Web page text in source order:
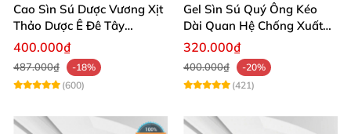
Cao Sìn Sú Dược Vương Xịt
Thảo Dược Ê Đê Tây
Nguyên Hỗ Trợ Xuất Tinh
400.000₫
487.000₫
-18%
(600)
Gel Sìn Sú Quý Ông Kéo
Dài Quan Hệ Chống Xuất
Tinh Sớm
320.000₫
400.000₫
-20%
(421)